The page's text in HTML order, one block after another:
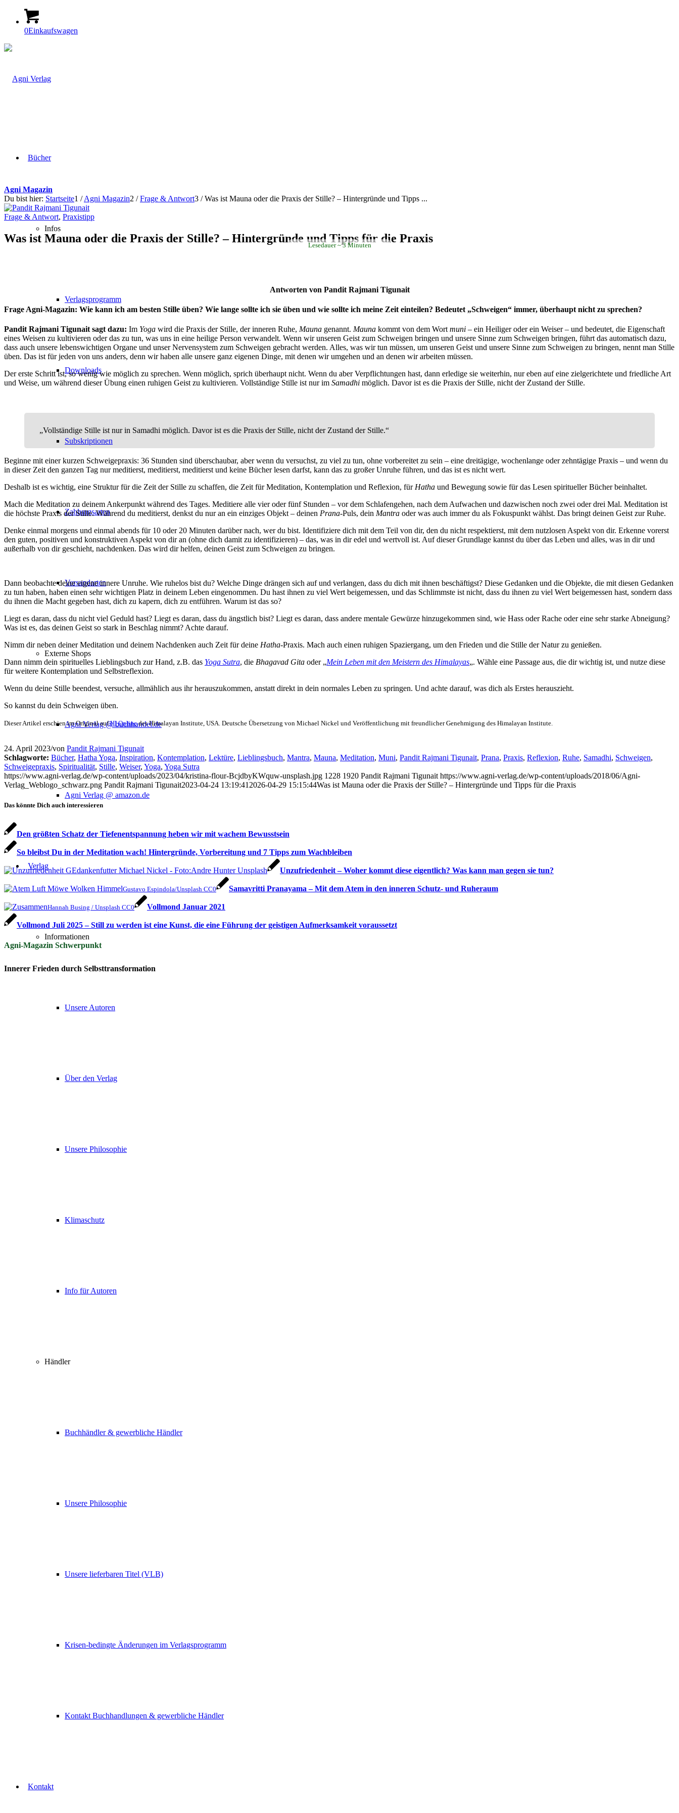
0Einkaufswagen
Bücher
Infos
Verlagsprogramm
Downloads
Subskriptionen
Zahlungsarten
Versandarten
Externe Shops
Agni Verlag @ buchhandel.de
Agni Verlag @ amazon.de
Verlag
Informationen
Unsere Autoren
Über den Verlag
Unsere Philosophie
Klimaschutz
Info für Autoren
Händler
Buchhändler & gewerbliche Händler
Unsere Philosophie
Unsere lieferbaren Titel (VLB)
Krisen-bedingte Änderungen im Verlagsprogramm
Kontakt Buchhandlungen & gewerbliche Händler
Kontakt
Agni Magazin
Du bist hier: Startseite1 / Agni Magazin2 / Frage & Antwort3 / Was ist Mauna oder die Praxis der Stille? – Hintergründe und Tipps ...
Frage & Antwort, Praxistipp
Was ist Mauna oder die Praxis der Stille? – Hintergründe und Tipps für die Praxis
Lesedauer 3 Minuten
Antworten von Pandit Rajmani Tigunait
Frage Agni-Magazin: Wie kann ich am besten Stille üben? Wie lange sollte ich sie üben und wie sollte ich meine Zeit einteilen? Bedeutet „Schweigen“ immer, überhaupt nicht zu sprechen?
Pandit Rajmani Tigunait sagt dazu: Im Yoga wird die Praxis der Stille, der inneren Ruhe, Mauna genannt. Mauna kommt von dem Wort muni – ein Heiliger oder ein Weiser – und bedeutet, die Eigenschaft
eines Weisen zu kultivieren oder das zu tun, was uns in eine heilige Person verwandelt. Wenn wir unseren Geist zum Schweigen bringen und unsere Sinne zum Schweigen bringen, führt das automatisch dazu,
dass auch unsere lebenswichtigen Organe und unser Nervensystem zum Schweigen gebracht werden. Alles, was wir tun müssen, um unseren Geist und unsere Sinne zum Schweigen zu bringen, nennt man Stille
üben. Das ist für jeden von uns anders, denn wir haben alle unsere ganz eigenen Dinge, mit denen wir umgehen und an denen wir arbeiten müssen.
Der erste Schritt ist, so wenig wie möglich zu sprechen. Wenn möglich, sprich überhaupt nicht. Wenn du aber Verpflichtungen hast, dann erledige sie weiterhin, nur eben auf eine zielgerichtete und friedliche Art
und Weise, um während dieser Übung einen ruhigen Geist zu kultivieren. Vollständige Stille ist nur im Samadhi möglich. Davor ist es die Praxis der Stille, nicht der Zustand der Stille.
„Vollständige Stille ist nur in Samadhi möglich. Davor ist es die Praxis der Stille, nicht der Zustand der Stille.“
Beginne mit einer kurzen Schweigepraxis: 36 Stunden sind überschaubar, aber wenn du versuchst, zu viel zu tun, ohne vorbereitet zu sein – eine dreitägige, wochenlange oder zehntägige Praxis – und wenn du
in dieser Zeit den ganzen Tag nur meditierst, meditierst, meditierst und keine Bücher lesen darfst, kann das zu großer Unruhe führen, und das ist es nicht wert.
Deshalb ist es wichtig, eine Struktur für die Zeit der Stille zu schaffen, die Zeit für Meditation, Kontemplation und Reflexion, für Hatha und Bewegung sowie für das Lesen spiritueller Bücher beinhaltet.
Mach die Meditation zu deinem Ankerpunkt während des Tages. Meditiere alle vier oder fünf Stunden – vor dem Schlafengehen, nach dem Aufwachen und dazwischen noch zwei oder drei Mal. Meditation ist
die höchste Praxis der Stille. Während du meditierst, denkst du nur an ein einziges Objekt – deinen Prana-Puls, dein Mantra oder was auch immer du als Fokuspunkt wählst. Das bringt deinen Geist zur Ruhe.
Denke einmal morgens und einmal abends für 10 oder 20 Minuten darüber nach, wer du bist. Identifiziere dich mit dem Teil von dir, den du nicht respektierst, mit dem nutzlosen Aspekt von dir. Erkenne vorerst
den guten, positiven und konstruktiven Aspekt von dir an (ohne dich damit zu identifizieren) – das, was in dir edel und wertvoll ist. Auf dieser Grundlage kannst du über das Leben und alles, was in dir und
außerhalb von dir geschieht, nachdenken. Das wird dir helfen, deinen Geist zum Schweigen zu bringen.
Dann beobachte deine eigene innere Unruhe. Wie ruhelos bist du? Welche Dinge drängen sich auf und verlangen, dass du dich mit ihnen beschäftigst? Diese Gedanken und die Objekte, die mit diesen Gedanken
zu tun haben, haben einen sehr wichtigen Platz in deinem Leben eingenommen. Du hast ihnen zu viel Wert beigemessen, und das Schlimmste ist nicht, dass du ihnen zu viel Wert beigemessen hast, sondern dass
du ihnen die Macht gegeben hast, dich zu kapern, dich zu entführen. Warum ist das so?
Liegt es daran, dass du nicht viel Geduld hast? Liegt es daran, dass du ängstlich bist? Liegt es daran, dass andere mentale Gewürze hinzugekommen sind, wie Hass oder Rache oder eine sehr starke Abneigung?
Was ist es, das deinen Geist so stark in Beschlag nimmt? Achte darauf.
Nimm dir neben deiner Meditation und deinem Nachdenken auch Zeit für deine Hatha-Praxis. Mach auch einen ruhigen Spaziergang, um den Frieden und die Stille der Natur zu genießen.
Dann nimm dein spirituelles Lieblingsbuch zur Hand, z.B. das Yoga Sutra, die Bhagavad Gita oder „Mein Leben mit den Meistern des Himalayas„. Wähle eine Passage aus, die dir wichtig ist, und nutze diese
für weitere Kontemplation und Selbstreflexion.
Wenn du deine Stille beendest, versuche, allmählich aus ihr herauszukommen, anstatt direkt in dein normales Leben zu springen. Und achte darauf, was dich als Erstes herauszieht.
So kannst du dein Schweigen üben.
Dieser Artikel erschien im Original aufHI Onlinedes Himalayan Institute, USA. Deutsche Übersetzung von Michael Nickel und Veröffentlichung mit freundlicher Genehmigung des Himalayan Institute.
24. April 2023/von Pandit Rajmani Tigunait
Schlagworte: Bücher, Hatha Yoga, Inspiration, Kontemplation, Lektüre, Lieblingsbuch, Mantra, Mauna, Meditation, Muni, Pandit Rajmani Tigunait, Prana, Praxis, Reflexion, Ruhe, Samadhi, Schweigen,
Schweigepraxis, Spiritualität, Stille, Weiser, Yoga, Yoga Sutra
https://www.agni-verlag.de/wp-content/uploads/2023/04/kristina-flour-BcjdbyKWquw-unsplash.jpg 1228 1920 Pandit Rajmani Tigunait https://www.agni-verlag.de/wp-content/uploads/2018/06/Agni-
Verlag_Weblogo_schwarz.png Pandit Rajmani Tigunait2023-04-24 13:19:41 2026-04-29 15:15:44Was ist Mauna oder die Praxis der Stille? – Hintergründe und Tipps für die Praxis
Das könnte Dich auch interessieren
Den größten Schatz der Tiefenentspannung heben wir mit wachem Bewusstsein
So bleibst Du in der Meditation wach! Hintergründe, Vorbereitung und 7 Tipps zum Wachbleiben
Unzufriedenheit – Woher kommt diese eigentlich? Was kann man gegen sie tun?
Gustavo Espindola/Unsplash CC0 Samavritti Pranayama – Mit dem Atem in den inneren Schutz- und Ruheraum
Hannah Busing / Unsplash CC0 Vollmond Januar 2021
Vollmond Juli 2025 – Still zu werden ist eine Kunst, die eine Führung der geistigen Aufmerksamkeit voraussetzt
Agni-Magazin Schwerpunkt
Innerer Frieden durch Selbsttransformation